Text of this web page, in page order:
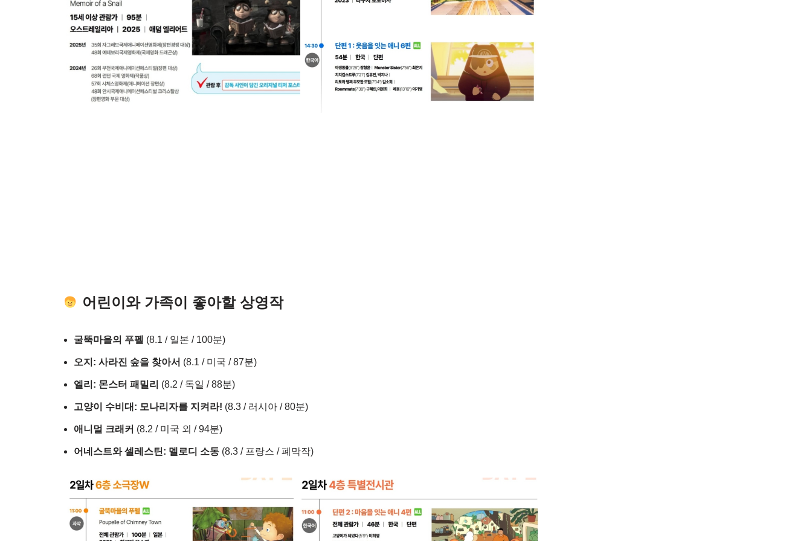
어린이와 가족이 좋아할 상영작
굴뚝마을의 푸펠 (8.1 / 일본 / 100분)
오지: 사라진 숲을 찾아서 (8.1 / 미국 / 87분)
엘리: 몬스터 패밀리 (8.2 / 독일 / 88분)
고양이 수비대: 모나리자를 지켜라! (8.3 / 러시아 / 80분)
애니멀 크래커 (8.2 / 미국 외 / 94분)
어네스트와 셀레스틴: 멜로디 소동 (8.3 / 프랑스 / 폐막작)